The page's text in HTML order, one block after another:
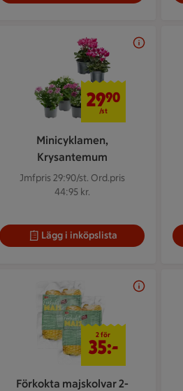
Minicyklamen,
Krysantemum
Jmfpris 29:90/st. Ord.pris
44:95 kr.
29,90 kr/st
2990
/st
Lägg i inköpslista
Förkokta majskolvar 2-
2 för 35 kr
2 för
35:-